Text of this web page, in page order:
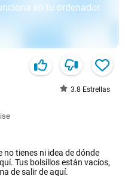
en tu ordenador.
3.8 Estrellas
no tienes ni idea de dónde
Tus bolsillos están vacíos,
de salir de aquí.